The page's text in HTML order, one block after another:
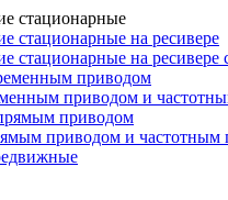
стационарные
стационарные на ресивере
стационарные на ресивере
приводом
приводом и
приводом
приводом и частотным